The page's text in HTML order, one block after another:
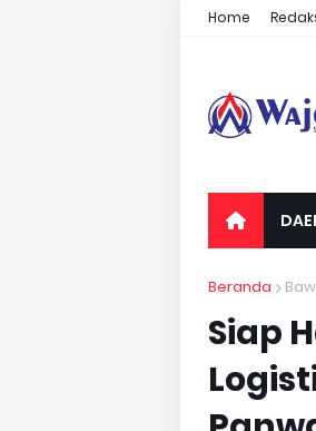
Home
Beranda
Siap